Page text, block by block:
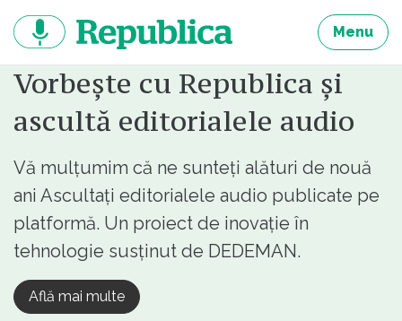
continut
Menu
Vorbește cu Republica și
ascultă editorialele audio
Vă mulțumim că ne sunteți alături de nouă
ani Ascultați editorialele audio publicate pe
platformă. Un proiect de inovație în
tehnologie susținut de DEDEMAN.
Află mai multe